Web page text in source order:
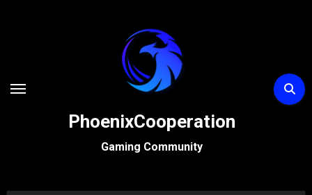
PhoenixCooperation
Gaming Community